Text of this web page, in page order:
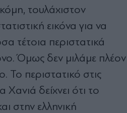
τουλάχιστον
εικόνα για να
τέτοια περιστατικά
Όμως δεν μιλάμε πλέον
Το περιστατικό στις
δείχνει ότι το
στην ελληνική